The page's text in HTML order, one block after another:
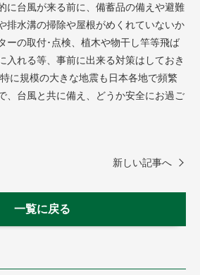
に台風が来る前に、備蓄品の備えや避難
排水溝の掃除や屋根がめくれていないか
ーの取付･点検、植木や物干し竿等飛ば
入れる等、事前に出来る対策はしておき
に規模の大きな地震も日本各地で頻繁
、台風と共に備え、どうか安全にお過ご
新しい記事へ
一覧に戻る